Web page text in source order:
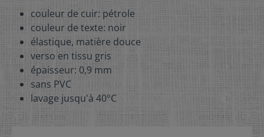
couleur de cuir: pétrole
couleur de texte: noir
élastique, matière douce
verso en tissu gris
épaisseur: 0,9 mm
sans PVC
lavage jusqu'à 40°C